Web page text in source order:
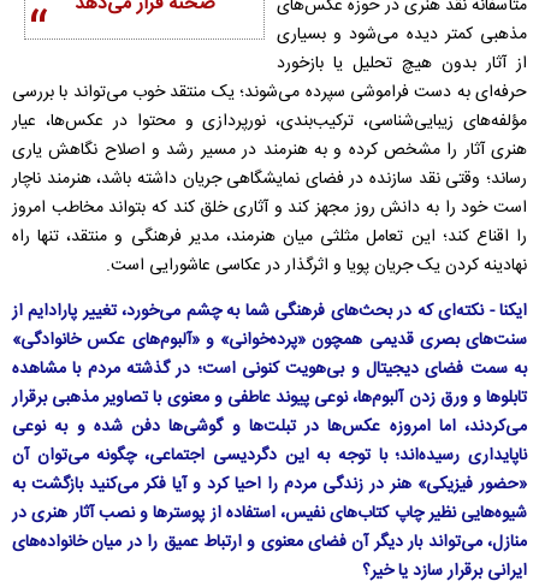
متأسفانه نقد هنری در حوزه عکس‌های
مذهبی کمتر دیده می‌شود و بسیاری
از آثار بدون هیچ تحلیل یا بازخورد
حرفه‌ای به دست فراموشی سپرده می‌شوند؛ یک منتقد خوب می‌تواند با بررسی
مؤلفه‌های زیبایی‌شناسی، ترکیب‌بندی، نورپردازی و محتوا در عکس‌ها، عیار
هنری آثار را مشخص کرده و به هنرمند در مسیر رشد و اصلاح نگاهش یاری
رساند؛ وقتی نقد سازنده در فضای نمایشگاهی جریان داشته باشد، هنرمند ناچار
است خود را به دانش روز مجهز کند و آثاری خلق کند که بتواند مخاطب امروز
را اقناع کند؛ این تعامل مثلثی میان هنرمند، مدیر فرهنگی و منتقد، تنها راه
نهادینه کردن یک جریان پویا و اثرگذار در عکاسی عاشورایی است.
ایکنا - نکته‌ای که در بحث‌های فرهنگی شما به چشم می‌خورد، تغییر پارادایم از
سنت‌های بصری قدیمی همچون «پرده‌خوانی» و «آلبوم‌های عکس خانوادگی»
به سمت فضای دیجیتال و بی‌هویت کنونی است؛ در گذشته مردم با مشاهده
تابلوها و ورق زدن آلبوم‌ها، نوعی پیوند عاطفی و معنوی با تصاویر مذهبی برقرار
می‌کردند، اما امروزه عکس‌ها در تبلت‌ها و گوشی‌ها دفن شده و به نوعی
ناپایداری رسیده‌اند؛ با توجه به این دگردیسی اجتماعی، چگونه می‌توان آن
«حضور فیزیکی» هنر در زندگی مردم را احیا کرد و آیا فکر می‌کنید بازگشت به
شیوه‌هایی نظیر چاپ کتاب‌های نفیس، استفاده از پوسترها و نصب آثار هنری در
منازل، می‌تواند بار دیگر آن فضای معنوی و ارتباط عمیق را در میان خانواده‌های
ایرانی برقرار سازد یا خیر؟